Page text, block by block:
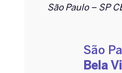
São Paulo – SP
São
Bela